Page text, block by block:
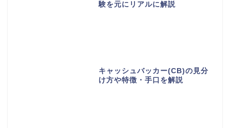
験を元にリアルに解説
キャッシュバッカー(CB)の見分
け方や特徴・手口を解説